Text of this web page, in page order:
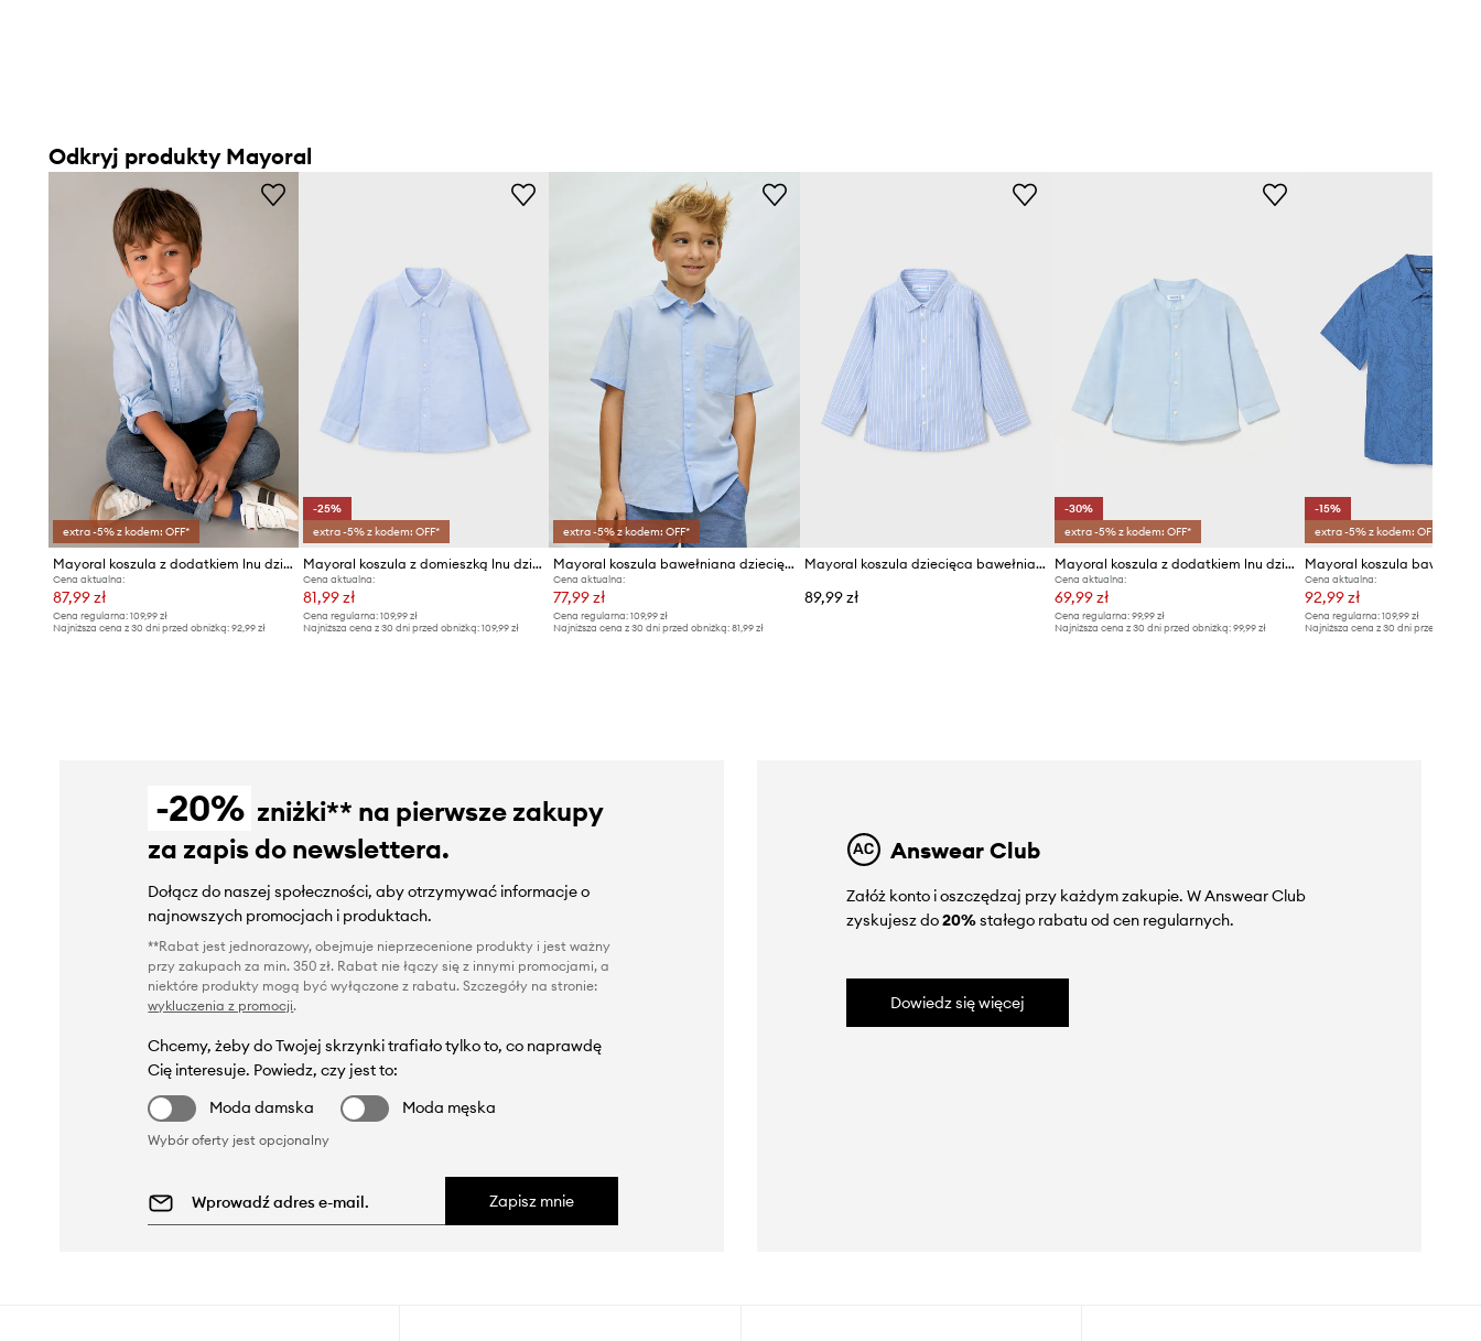
Odkryj produkty Mayoral
extra -5% z kodem: OFF*
Mayoral koszula z dodatkiem lnu dziecięca
Cena aktualna:
87,99 zł
Cena regularna: 109,99 zł
Najniższa cena z 30 dni przed obniżką: 92,99 zł
-25%
extra -5% z kodem: OFF*
Mayoral koszula z domieszką lnu dziecięca
Cena aktualna:
81,99 zł
Cena regularna:109,99 zł
Najniższa cena z 30 dni przed obniżką:109,99 zł
extra -5% z kodem: OFF*
Mayoral koszula bawełniana dziecięca
Cena aktualna:
77,99 zł
Cena regularna: 109,99 zł
Najniższa cena z 30 dni przed obniżką: 81,99 zł
Mayoral koszula dziecięca bawełniana
89,99 zł
-30%
extra -5% z kodem: OFF*
Mayoral koszula z dodatkiem lnu dziecięca
Cena aktualna:
69,99 zł
Cena regularna:99,99 zł
Najniższa cena z 30 dni przed obniżką:99,99 zł
-15%
extra -5% z kodem: OFF*
Cena aktualna:
92,99 zł
Cena regularna: 109,99 zł
Najniższa cena z 30 dni przed obniżką:
-20% zniżki** na pierwsze zakupy
za zapis do newslettera.
Dołącz do naszej społeczności, aby otrzymywać informacje o
najnowszych promocjach i produktach.
**Rabat jest jednorazowy, obejmuje nieprzecenione produkty i jest ważny
przy zakupach za min. 350 zł. Rabat nie łączy się z innymi promocjami, a
niektóre produkty mogą być wyłączone z rabatu. Szczegóły na stronie:
wykluczenia z promocji.
Chcemy, żeby do Twojej skrzynki trafiało tylko to, co naprawdę
Cię interesuje. Powiedz, czy jest to:
Moda damska
Moda męska
Wybór oferty jest opcjonalny
Zapisz mnie
Answear Club
Załóż konto i oszczędzaj przy każdym zakupie. W Answear Club
zyskujesz do20%stałego rabatu od cen regularnych.
Dowiedz się więcej